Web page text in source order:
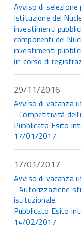
Avviso di selezione
Istituzione del
investimenti
componenti del
investimenti
(in corso di
29/11/2016
Avviso di vacanza
- Competitività
Pubblicato Esito
17/01/2017
17/01/2017
Avviso di vacanza
- Autorizzazione
istituzionale.
Pubblicato Esito
14/02/2017